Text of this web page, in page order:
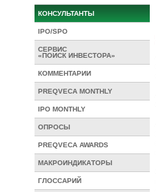
КОНСУЛЬТАНТЫ
IPO/SPO
СЕРВИС
«ПОИСК ИНВЕСТОРА»
КОММЕНТАРИИ
PREQVECA MONTHLY
IPO MONTHLY
ОПРОСЫ
PREQVECA AWARDS
МАКРОИНДИКАТОРЫ
ГЛОССАРИЙ